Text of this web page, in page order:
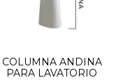
COLUMNA ANDINA
PARA LAVATORIO